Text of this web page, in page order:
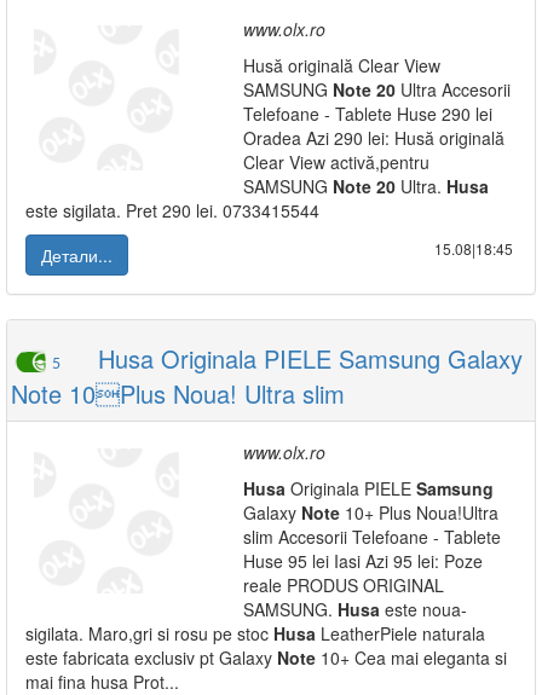
www.olx.ro
Husă originală Clear View
SAMSUNG Note 20 Ultra Accesorii
Telefoane - Tablete Huse 290 lei
Oradea Azi 290 lei: Husă originală
Clear View activă,pentru
SAMSUNG Note 20 Ultra. Husa
este sigilata. Pret 290 lei. 0733415544
Детали...
15.08|18:45
5
Husa Originala PIELE Samsung Galaxy
Note 10Plus Noua! Ultra slim
www.olx.ro
Husa Originala PIELE Samsung
Galaxy Note 10+ Plus Noua!Ultra
slim Accesorii Telefoane - Tablete
Huse 95 lei Iasi Azi 95 lei: Poze
reale PRODUS ORIGINAL
SAMSUNG. Husa este noua-
sigilata. Maro,gri si rosu pe stoc Husa LeatherPiele naturala
este fabricata exclusiv pt Galaxy Note 10+ Cea mai eleganta si
mai fina husa Prot...